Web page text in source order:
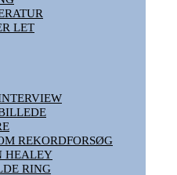
LET
REKORDFORSØG
HEALEY
RING